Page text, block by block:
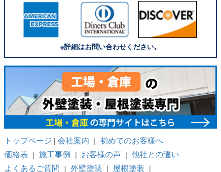
※詳細はお問い合わせください。
トップページ | 会社案内 ｜ 初めてのお客様へ
価格表 ｜ 施工事例 ｜ お客様の声｜ 他社との違い
よくあるご質問 ｜ 外壁塗装 ｜ 屋根塗装 ｜